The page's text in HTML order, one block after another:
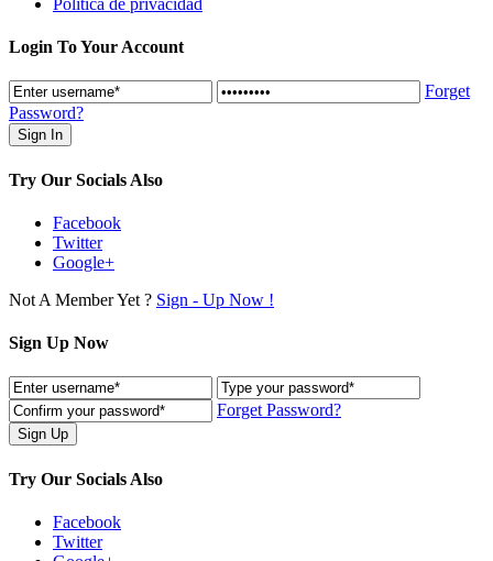
Login To Your Account
Forget
Password?
Try Our Socials Also
Facebook
Twitter
Google+
Not A Member Yet ? Sign - Up Now !
Sign Up Now
Forget Password?
Try Our Socials Also
Facebook
Twitter